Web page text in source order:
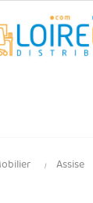
Assise